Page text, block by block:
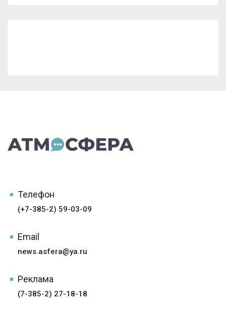
Телефон
(+7-385-2) 59-03-09
Email
news.asfera@ya.ru
Реклама
(7-385-2) 27-18-18